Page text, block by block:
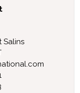
Salins